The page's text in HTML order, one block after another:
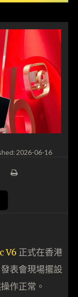
2026-06-16
V6 正式在香港
表會現場擺設
作正常。